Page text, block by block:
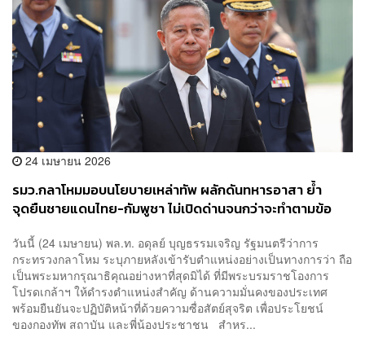
24 เมษายน 2026
รมว.กลาโหมมอบนโยบายเหล่าทัพ ผลักดันทหารอาสา ย้ำ
จุดยืนชายแดนไทย-กัมพูชา ไม่เปิดด่านจนกว่าจะทำตามข้อ
วันนี้ (24 เมษายน) พล.ท. อดุลย์ บุญธรรมเจริญ รัฐมนตรีว่าการ
กระทรวงกลาโหม ระบุภายหลังเข้ารับตำแหน่งอย่างเป็นทางการว่า ถือ
เป็นพระมหากรุณาธิคุณอย่างหาที่สุดมิได้ ที่มีพระบรมราชโองการ
โปรดเกล้าฯ ให้ดำรงตำแหน่งสำคัญ ด้านความมั่นคงของประเทศ
พร้อมยืนยันจะปฏิบัติหน้าที่ด้วยความซื่อสัตย์สุจริต เพื่อประโยชน์
ของกองทัพ สถาบัน และพี่น้องประชาชน สำหร...